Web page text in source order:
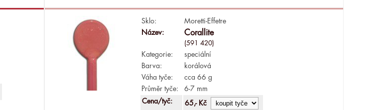
Sklo:
Moretti-Effetre
Název:
Corallite
(591 420)
Kategorie:
speciální
Barva:
korálová
Váha tyče:
cca 66 g
Průměr tyče:
6-7 mm
Cena/tyč:
65,- Kč